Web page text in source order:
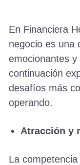
En Financiera
negocio es una
emocionantes
continuación
desafíos más
operando.
Atracción y
La